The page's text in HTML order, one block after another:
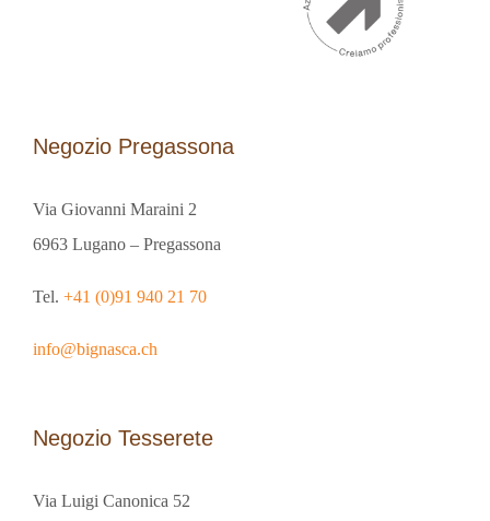
Negozio Pregassona
Via Giovanni Maraini 2
6963 Lugano – Pregassona
Tel. +41 (0)91 940 21 70
info@bignasca.ch
Negozio Tesserete
Via Luigi Canonica 52